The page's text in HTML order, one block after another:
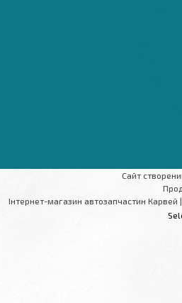
Сайт
Інтернет-магазин автозапчастин Карвей |